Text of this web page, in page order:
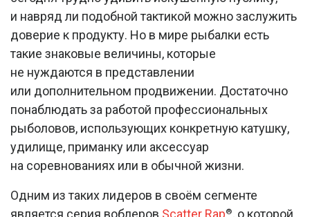
и навряд ли подобной тактикой можно заслужить
доверие к продукту. Но в мире рыбалки есть
такие знаковые величины, которые
не нуждаются в представлении
или дополнительном продвижении. Достаточно
понаблюдать за работой профессиональных
рыболовов, использующих конкретную катушку,
удилище, приманку или аксессуар
на соревнованиях или в обычной жизни.
Одним из таких лидеров в своём сегменте
является серия воблеров Scatter Rap®, о которой